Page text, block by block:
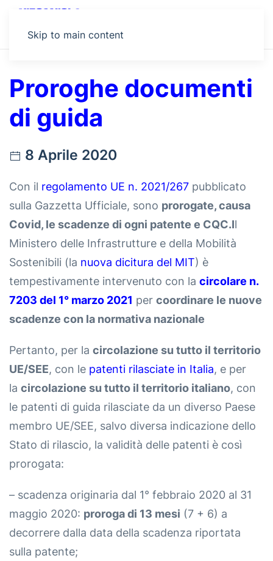
Skip to main content
Proroghe documenti
di guida
8 Aprile 2020
Con il regolamento UE n. 2021/267 pubblicato
sulla Gazzetta Ufficiale, sono prorogate, causa
Covid, le scadenze di ogni patente e CQC.Il
Ministero delle Infrastrutture e della Mobilità
Sostenibili (la nuova dicitura del MIT) è
tempestivamente intervenuto con la circolare n.
7203 del 1° marzo 2021 per coordinare le nuove
scadenze con la normativa nazionale
Pertanto, per la circolazione su tutto il territorio
UE/SEE, con le patenti rilasciate in Italia, e per
la circolazione su tutto il territorio italiano, con
le patenti di guida rilasciate da un diverso Paese
membro UE/SEE, salvo diversa indicazione dello
Stato di rilascio, la validità delle patenti è così
prorogata:
– scadenza originaria dal 1° febbraio 2020 al 31
maggio 2020: proroga di 13 mesi (7 + 6) a
decorrere dalla data della scadenza riportata
sulla patente;